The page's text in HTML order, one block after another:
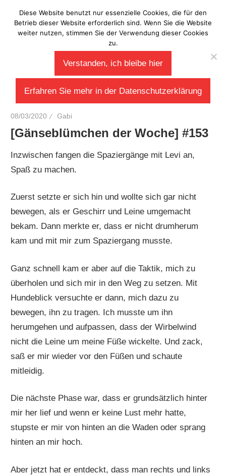
Inhalt
springen
Laberladen
08/03/2020 Gabi
[Gänseblümchen der Woche] #153
Inzwischen fangen die Spaziergänge mit Levi an,
Spaß zu machen.
Zuerst setzte er sich hin und wollte sich gar nicht
bewegen, als er Geschirr und Leine umgemacht
bekam. Dann merkte er, dass er nicht drumherum
kam und mit mir zum Spaziergang musste.
Ganz schnell kam er aber auf die Taktik, mich zu
überholen und sich mir in den Weg zu setzen. Mit
Hundeblick versuchte er dann, mich dazu zu
bewegen, ihn zu tragen. Ich musste um ihn
herumgehen und aufpassen, dass der Wirbelwind
nicht die Leine um meine Füße wickelte. Und zack,
saß er mir wieder vor den Füßen und schaute
mitleidig.
Die nächste Phase war, dass er grundsätzlich hinter
mir her lief und wenn er keine Lust mehr hatte,
stupste er mir von hinten an die Waden oder sprang
hinten an mir hoch.
Aber jetzt hat er entdeckt, dass man rechts und links
Diese Website benutzt nur essenzielle Cookies, die für den
Betrieb dieser Website erforderlich sind. Wenn Sie die Website
weiter nutzen, stimmen Sie der Verwendung dieser Cookies
zu.
Verstanden, ich bleibe hier
Erfahren Sie mehr in der Datenschutzerklärung